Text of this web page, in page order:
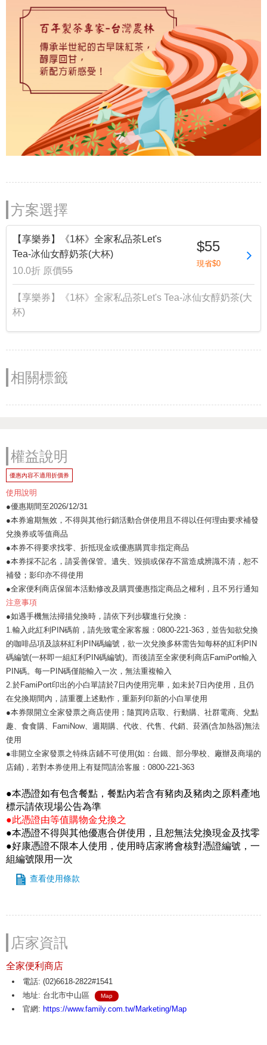
方案選擇
【享樂券】《1杯》全家私品茶Let's
Tea-冰仙女醇奶茶(大杯)
10.0折 原價55
$55
現省$0
【享樂券】《1杯》全家私品茶Let's Tea-冰仙女醇奶茶(大
杯)
相關標籤
權益說明
優惠內容不適用折價券
使用說明
●優惠期間至2026/12/31
●本券逾期無效，不得與其他行銷活動合併使用且不得以任何理由要求補發
兌換券或等值商品
●本券不得要求找零、折抵現金或優惠購買非指定商品
●本券採不記名，請妥善保管。遺失、毀損或保存不當造成辨識不清，恕不
補發；影印亦不得使用
●全家便利商店保留本活動修改及購買優惠指定商品之權利，且不另行通知
注意事項
●如遇手機無法掃描兌換時，請依下列步驟進行兌換：
1.輸入此紅利PIN碼前，請先致電全家客服：0800-221-363，並告知欲兌換
的咖啡品項及該杯紅利PIN碼編號，欲一次兌換多杯需告知每杯的紅利PIN
碼編號(一杯即一組紅利PIN碼編號)。而後請至全家便利商店FamiPort輸入
PIN碼。每一PIN碼僅能輸入一次，無法重複輸入
2.於FamiPort印出的小白單請於7日內使用完畢，如未於7日內使用，且仍
在兌換期間內，請重覆上述動作，重新列印新的小白單使用
●本券限開立全家發票之商店使用；隨買跨店取、行動購、社群電商、兌點
趣、食食購、FamiNow、週期購、代收、代售、代銷、菸酒(含加熱器)無法
使用
●非開立全家發票之特殊店鋪不可使用(如：台鐵、部分學校、廠辦及商場的
店鋪)，若對本券使用上有疑問請洽客服：0800-221-363
●本憑證如有包含餐點，餐點內若含有豬肉及豬肉之原料產地
標示請依現場公告為準
●此憑證由等值購物金兌換之
●本憑證不得與其他優惠合併使用，且恕無法兌換現金及找零
●好康憑證不限本人使用，使用時店家將會核對憑證編號，一
組編號限用一次
查看使用條款
店家資訊
全家便利商店
電話: (02)6618-2822#1541
地址: 台北市中山區
Map
官網: https://www.family.com.tw/Marketing/Map